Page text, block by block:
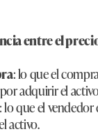
entre el
: lo que el
adquirir el
lo que el vendedor
activo.